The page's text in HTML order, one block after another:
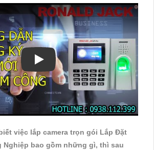
việc lắp camera trọn gói Lắp Đặt
Nghiệp bao gồm những gì, thì sau